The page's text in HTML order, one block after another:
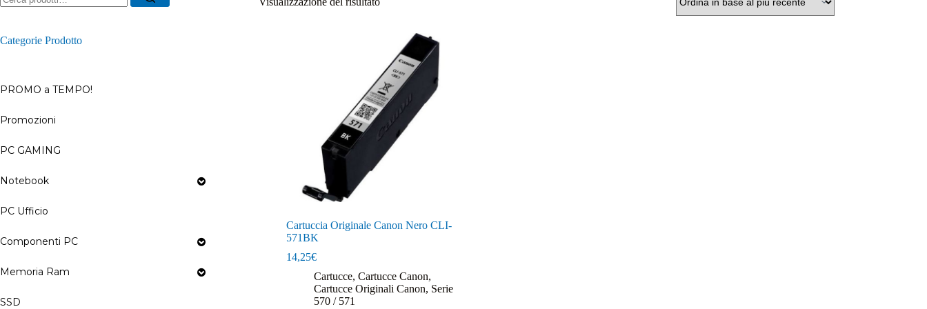
Cartuccia Originale Canon Nero CLI-
571BK
14,25€
Cartucce, Cartucce Canon,
Cartucce Originali Canon, Serie
570 / 571
per:
Categorie Prodotto
PROMO a TEMPO!
Promozioni
–
PC GAMING
Notebook
PC Ufficio
Componenti PC
Memoria Ram
SSD